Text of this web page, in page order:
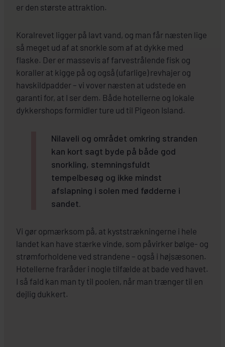
er den største attraktion.
Koralrevet ligger på lavt vand, og man får næsten lige
så meget ud af at snorkle som af at dykke med
flaske. Der er massevis af farvestrålende fisk og
koraller at kigge på og også (ufarlige) revhajer og
havskildpadder – vi vover næsten at udstede en
garanti for, at I ser dem. Både hotellerne og lokale
dykkershops formidler ture ud til Pigeon Island.
Nilaveli og området omkring stranden
kan kort sagt byde på både god
snorkling, stemningsfuldt
tempelbesøg og ikke mindst
afslapning i solen med fødderne i
sandet.
Vi gør opmærksom på, at kyststrækningerne i hele
landet kan have stærke vinde, som påvirker bølge- og
strømforholdene ved strandene – også i højsæsonen.
Hotellerne fraråder i nogle tilfælde at bade ved havet.
I så fald kan man ty til poolen, når man trænger til en
dejlig dukkert.